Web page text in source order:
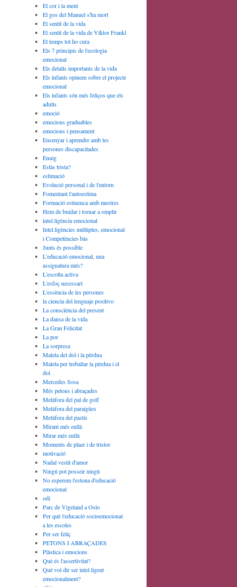
El cor i la ment
El gos del Manuel s'ha mort
El sentit de la vida
El sentit de la vida de Víktor Frankl
El temps tot ho cura
Els 7 principis de l'ecologia
emocional
Els detalls importants de la vida
Els infants opinem sobre el projecte
emocional
Els infants són més feliços que els
adults
emoció
emocions graduables
emocions i pensament
Ensenyar i aprendre amb les
persones discapacitades
Enuig
Estàs trista?
estimació
Evolució personal i de l'entorn
Fomentant l'autoestima
Formació estiuenca amb mestres
Hem de buidar i tornar a omplir
intel.ligència emocional
Intel.ligències múltiples, emocional
i Competències bàs
Junts és possible
L'educació emocional, una
assignatura més?
L'escolta activa
L'esfoç necessari
L'essència de les persones
la ciencia del lenguaje positivo
La consciència del present
La dansa de la vida
La Gran Felicitat
La por
La sorpresa
Maleta del dol i la pèrdua
Maleta per treballar la pèrdua i el
dol
Mercedes Sosa
Més petons i abraçades
Metàfora del pal de golf
Metàfora del paraigües
Metàfora del pastís
Mirant més enllà
Mirar més enllà
Moments de plaer i de tristor
motivació
Nadal vestit d'amor
Ningú pot posseir ningú
No esperem l'estona d'educació
emocional
odi
Parc de Vigeland a Oslo
Per què l'educació socioemocional
a les escoles
Per ser feliç
PETONS I ABRAÇADES
Plàstica i emocions
Què és l'assertivitat?
Què vol dir ser intel.ligent
emocionalment?